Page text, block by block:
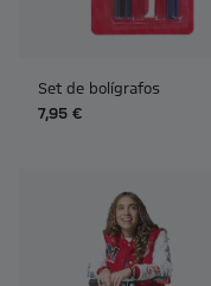
Set de bolígrafos
7,95 €